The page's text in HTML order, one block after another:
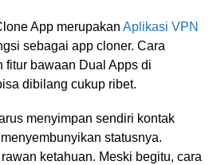
App merupakan Aplikasi VPN
sebagai app cloner. Cara
fitur bawaan Dual Apps di
dibilang cukup ribet.
menyimpan sendiri kontak
statusnya.
ketahuan. Meski begitu, cara